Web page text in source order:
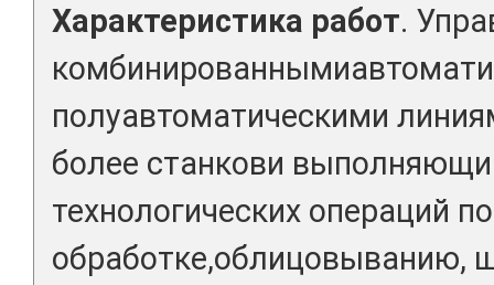
Характеристика работ.
полуавтоматическими
более станкови
технологических операций
обработке,облицовыванию,